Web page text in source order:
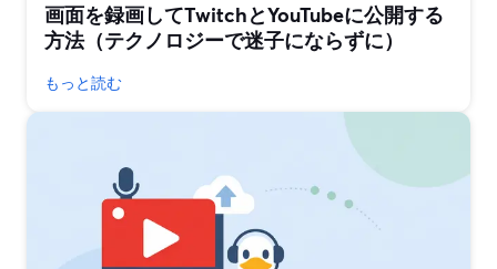
画面を録画してTwitchとYouTubeに公開する
方法（テクノロジーで迷子にならずに）
もっと読む